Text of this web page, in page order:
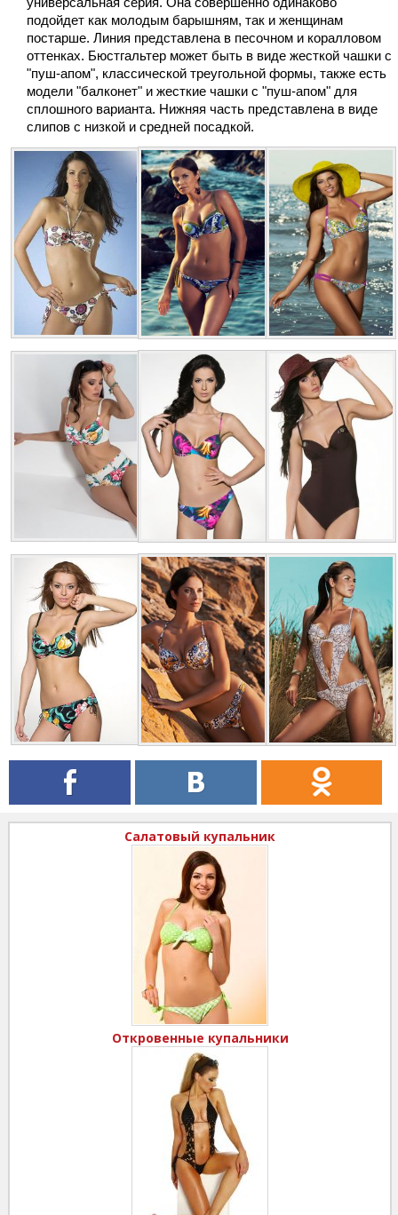
подойдет как молодым барышням, так и женщинам
постарше. Линия представлена в песочном и коралловом
оттенках. Бюстгальтер может быть в виде жесткой чашки с
"пуш-апом", классической треугольной формы, также есть
модели "балконет" и жесткие чашки с "пуш-апом" для
сплошного варианта. Нижняя часть представлена в виде
слипов с низкой и средней посадкой.
Салатовый купальник
Откровенные купальники